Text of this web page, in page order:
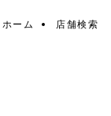
ホーム 店舗検索